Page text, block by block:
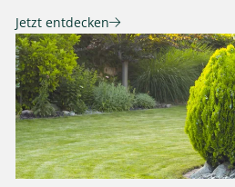
Jetzt entdecken